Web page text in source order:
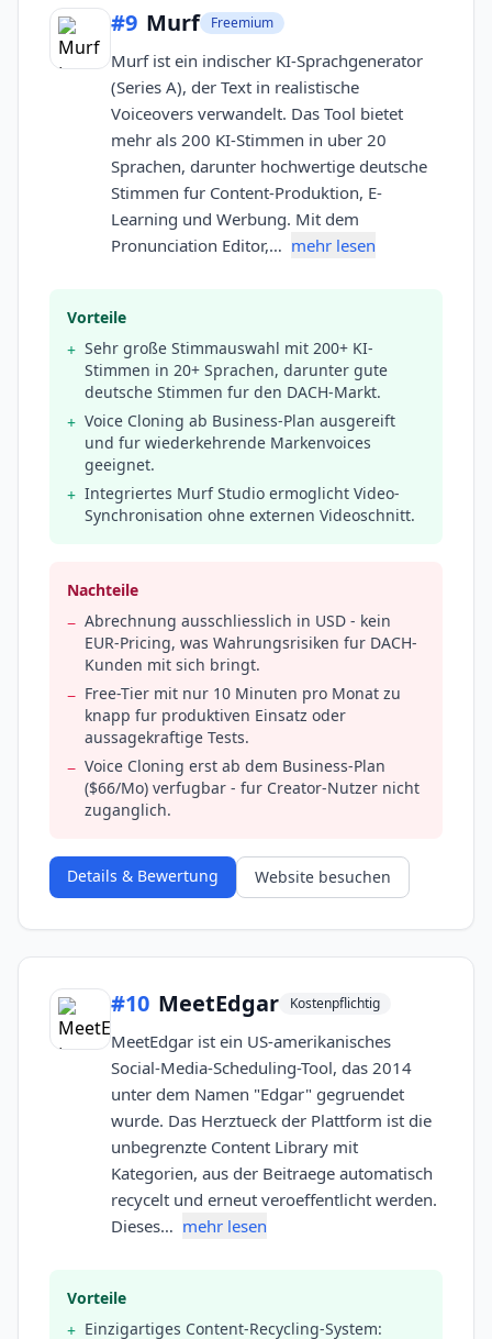
#9 Murf Freemium
Murf ist ein indischer KI-Sprachgenerator
(Series A), der Text in realistische
Voiceovers verwandelt. Das Tool bietet
mehr als 200 KI-Stimmen in uber 20
Sprachen, darunter hochwertige deutsche
Stimmen fur Content-Produktion, E-
Learning und Werbung. Mit dem
Pronunciation Editor,… mehr lesen
Vorteile
+ Sehr große Stimmauswahl mit 200+ KI-
Stimmen in 20+ Sprachen, darunter gute
deutsche Stimmen fur den DACH-Markt.
+ Voice Cloning ab Business-Plan ausgereift
und fur wiederkehrende Markenvoices
geeignet.
+ Integriertes Murf Studio ermoglicht Video-
Synchronisation ohne externen Videoschnitt.
Nachteile
− Abrechnung ausschliesslich in USD - kein
EUR-Pricing, was Wahrungsrisiken fur DACH-
Kunden mit sich bringt.
− Free-Tier mit nur 10 Minuten pro Monat zu
knapp fur produktiven Einsatz oder
aussagekraftige Tests.
− Voice Cloning erst ab dem Business-Plan
($66/Mo) verfugbar - fur Creator-Nutzer nicht
zuganglich.
Details & Bewertung Website besuchen
#10 MeetEdgar Kostenpflichtig
MeetEdgar ist ein US-amerikanisches
Social-Media-Scheduling-Tool, das 2014
unter dem Namen "Edgar" gegruendet
wurde. Das Herztueck der Plattform ist die
unbegrenzte Content Library mit
Kategorien, aus der Beitraege automatisch
recycelt und erneut veroeffentlicht werden.
Dieses… mehr lesen
Vorteile
+ Einzigartiges Content-Recycling-System: